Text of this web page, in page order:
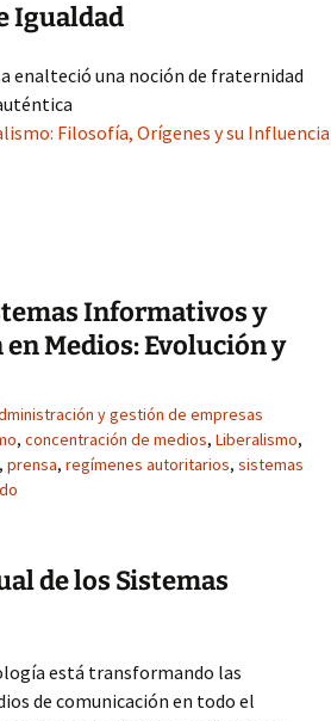
Igualdad
enalteció una noción de fraternidad
Filosofía, Orígenes y su
Informativos y
Medios: Evolución y
y gestión de empresas
, concentración de medios, Liberalismo,
, prensa, regímenes autoritarios, sistemas
de los Sistemas
está transformando las
de comunicación en todo el